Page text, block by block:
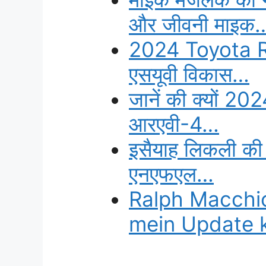
और जीवनी
2024 Toyota
एसयूवी विकास…
जानें की क्यों
आरएवी-4…
इसैयाह लिकली
एनएफएल…
Ralph
mein Update